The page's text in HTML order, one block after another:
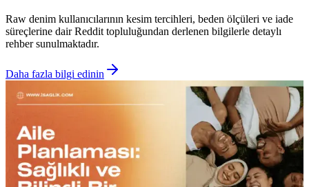
Raw denim kullanıcılarının kesim tercihleri, beden ölçüleri ve iade
süreçlerine dair Reddit topluluğundan derlenen bilgilerle detaylı
rehber sunulmaktadır.
Daha fazla bilgi edinin